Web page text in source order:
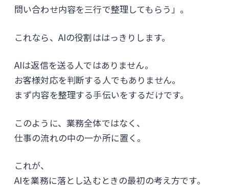
問い合わせ内容を三行で整理してもらう」。
これなら、AIの役割ははっきりします。
AIは返信を送る人ではありません。
お客様対応を判断する人でもありません。
まず内容を整理する手伝いをするだけです。
このように、業務全体ではなく、
仕事の流れの中の一か所に置く。
これが、
AIを業務に落とし込むときの最初の考え方です。